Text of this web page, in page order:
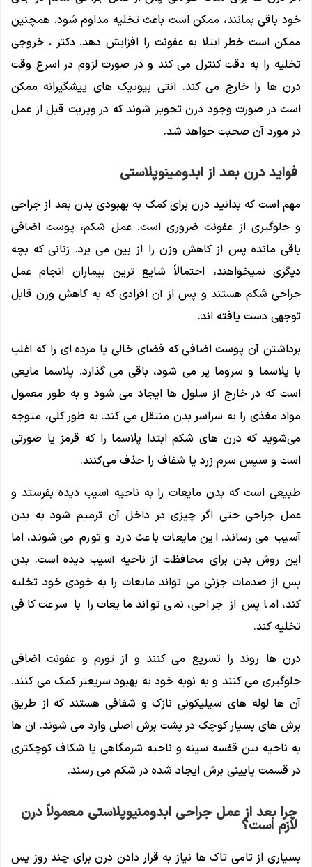
خود باقی بمانند، ممکن است باعث تخلیه مداوم شود. همچنین
ممکن است خطر ابتلا به عفونت را افزایش دهد. دکتر ، خروجی
تخلیه را به دقت کنترل می کند و در صورت لزوم در اسرع وقت
درن ها را خارج می کند. آنتی بیوتیک های پیشگیرانه ممکن
است در صورت وجود درن تجویز شوند که در ویزیت قبل از عمل
در مورد آن صحبت خواهد شد.
فواید درن بعد از ابدومینوپلاستی
مهم است که بدانید درن برای کمک به بهبودی بدن بعد از جراحی
و جلوگیری از عفونت ضروری است. عمل شکم، پوست اضافی
باقی مانده پس از کاهش وزن را از بین می برد. زنانی که بچه
دیگری نمیخواهند، احتمالاً شایع ترین بیماران انجام عمل
جراحی شکم هستند و پس از آن افرادی که به کاهش وزن قابل
توجهی دست یافته اند.
برداشتن آن پوست اضافی که فضای خالی یا مرده ای را که اغلب
با پلاسما و سروما پر می شود، باقی می گذارد. پلاسما مایعی
است که در خارج از سلول ها ایجاد می شود و به طور معمول
مواد مغذی را به سراسر بدن منتقل می کند. به طور کلی، متوجه
می‌شوید که درن ‌های شکم ابتدا پلاسما را که قرمز یا صورتی
است و سپس سرم زرد یا شفاف را حذف می‌کنند.
طبیعی است که بدن مایعات را به ناحیه آسیب دیده بفرستد و
عمل جراحی حتی اگر چیزی در داخل آن ترمیم شود به بدن
آسیب می رساند. این مایعات باعث درد و تورم می شوند، اما
این روش بدن برای محافظت از ناحیه آسیب دیده است. بدن
پس از صدمات جزئی می تواند مایعات را به خودی خود تخلیه
کند، اما پس از جراحی، نمی تواند مایعات را با سرعت کافی
تخلیه کند.
درن ها روند را تسریع می کنند و از تورم و عفونت اضافی
جلوگیری می کنند و به نوبه خود به بهبود سریعتر کمک می کنند.
آن ها لوله های سیلیکونی نازک و شفافی هستند که از طریق
برش های بسیار کوچک در پشت برش اصلی وارد می شوند. آن ها
به ناحیه بین قفسه سینه و ناحیه شرمگاهی یا شکاف کوچکتری
در قسمت پایینی برش ایجاد شده در شکم می رسند.
چرا بعد از عمل جراحی ابدومنیوپلاستی معمولاً درن
لازم است؟
بسیاری از تامی تاک ها نیاز به قرار دادن درن برای چند روز پس